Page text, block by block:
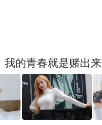
我的青春就是赌出